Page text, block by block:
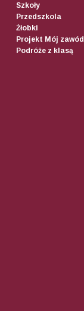
Szkoły
Przedszkola
Żłobki
Projekt Mój
Podróże z klasą